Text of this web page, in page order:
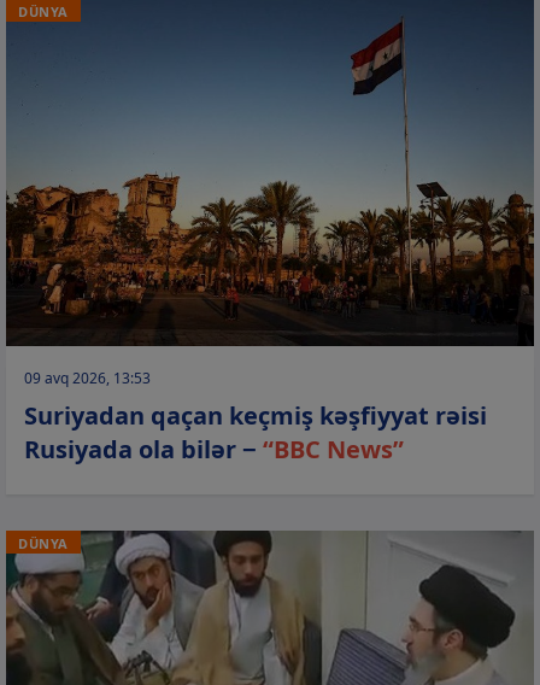
DÜNYA
09 avq 2026, 13:53
Suriyadan qaçan keçmiş kəşfiyyat rəisi
Rusiyada ola bilər − “BBC News”
DÜNYA